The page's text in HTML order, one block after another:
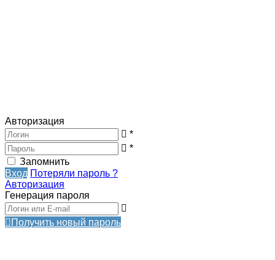
Авторизация
*
*
Запомнить
Вход Потеряли пароль ?
Авторизация
Генерация пароля
Получить новый пароль